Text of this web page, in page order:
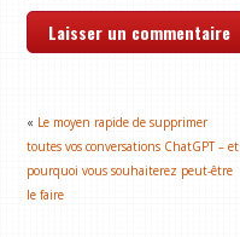
« Le moyen rapide de supprimer
toutes vos conversations ChatGPT – et
pourquoi vous souhaiterez peut-être
le faire